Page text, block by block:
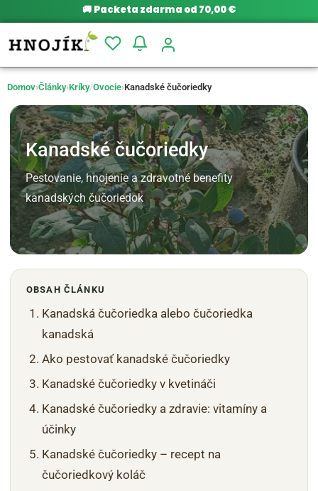
🚚 Packeta zdarma od 70,00 €
Domov›Články›Kríky/Ovocie›Kanadské čučoriedky
Kanadské čučoriedky
Pestovanie, hnojenie a zdravotné benefity
kanadských čučoriedok
OBSAH ČLÁNKU
Kanadská čučoriedka alebo čučoriedka
kanadská
Ako pestovať kanadské čučoriedky
Kanadské čučoriedky v kvetináči
Kanadské čučoriedky a zdravie: vitamíny a
účinky
Kanadské čučoriedky – recept na
čučoriedkový koláč